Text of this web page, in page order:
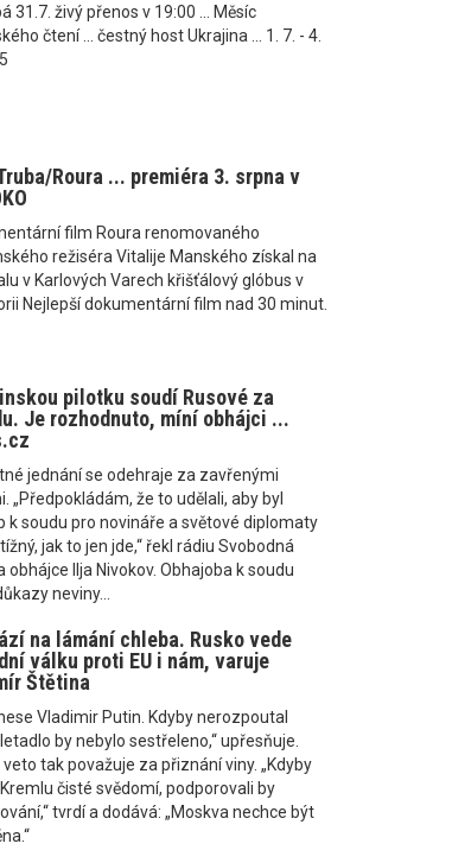
31.7. živý přenos v 19:00 ... Měsíc
čtení ... čestný host Ukrajina ... 1. 7. - 4.
Roura ... premiéra 3. srpna v
film Roura renomovaného
režiséra Vitalije Manského získal na
v Karlových Varech křišťálový glóbus v
Nejlepší dokumentární film nad 30 minut.
pilotku soudí Rusové za
Je rozhodnuto, míní obhájci ...
jednání se odehraje za zavřenými
„Předpokládám, že to udělali, aby byl
k soudu pro novináře a světové diplomaty
jak to jen jde,“ řekl rádiu Svobodná
obhájce Ilja Nivokov. Obhajoba k soudu
neviny...
na lámání chleba. Rusko vede
válku proti EU i nám, varuje
Štětina
Vladimir Putin. Kdyby nerozpoutal
by nebylo sestřeleno,“ upřesňuje.
veto tak považuje za přiznání viny. „Kdyby
čisté svědomí, podporovali by
tvrdí a dodává: „Moskva nechce být